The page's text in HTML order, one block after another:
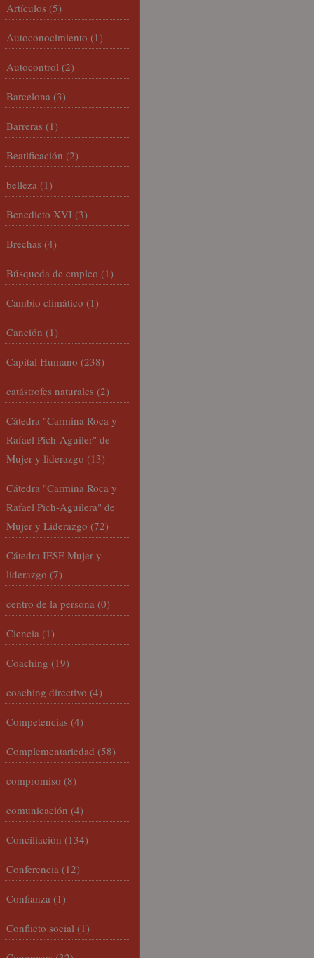
Artículos (5)
Autoconocimiento (1)
Autocontrol (2)
Barcelona (3)
Barreras (1)
Beatificación (2)
belleza (1)
Benedicto XVI (3)
Brechas (4)
Búsqueda de empleo (1)
Cambio climático (1)
Canción (1)
Capital Humano (238)
catástrofes naturales (2)
Cátedra "Carmina Roca y
Rafael Pich-Aguiler" de
Mujer y liderazgo (13)
Cátedra "Carmina Roca y
Rafael Pich-Aguilera" de
Mujer y Liderazgo (72)
Cátedra IESE Mujer y
liderazgo (7)
centro de la persona (0)
Ciencia (1)
Coaching (19)
coaching directivo (4)
Competencias (4)
Complementariedad (58)
compromiso (8)
comunicación (4)
Conciliación (134)
Conferencia (12)
Confianza (1)
Conflicto social (1)